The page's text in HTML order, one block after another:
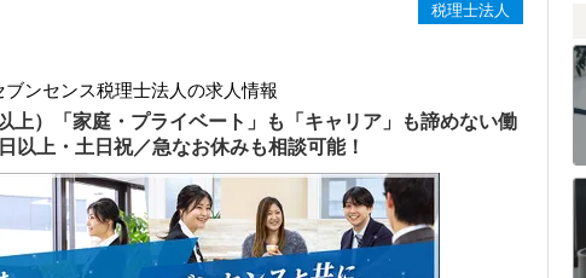
税理士法人
ンセンス税理士法人の求人情報
上）「家庭・プライベート」も「キャリア」も諦めない働
以上・土日祝／急なお休みも相談可能！